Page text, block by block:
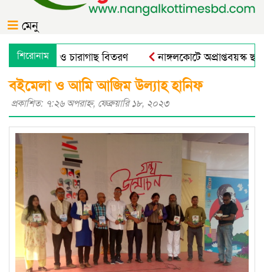
মেনু
শিরোনাম
বৃক্ষরোপণ ও চারাগাছ বিতরণ নাঙ্গলকোটে অপ্রাপ্তবয়স্ক
বইমেলা ও আমি আজিম উল্যাহ হানিফ
প্রকাশিত: ৭:২৬ অপরাহ্ণ, ফেব্রুয়ারি ১৮, ২০২৩